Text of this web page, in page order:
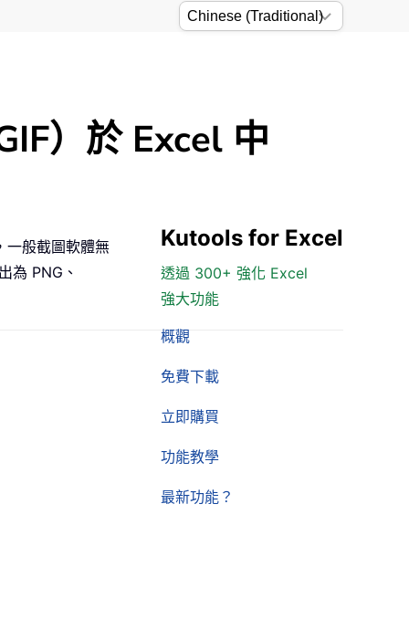
）於 Excel 中
Kutools for Excel
透過 300+ 強化 Excel
強大功能
概觀
免費下載
立即購買
功能教學
最新功能？
一般截圖軟體無
為 PNG、